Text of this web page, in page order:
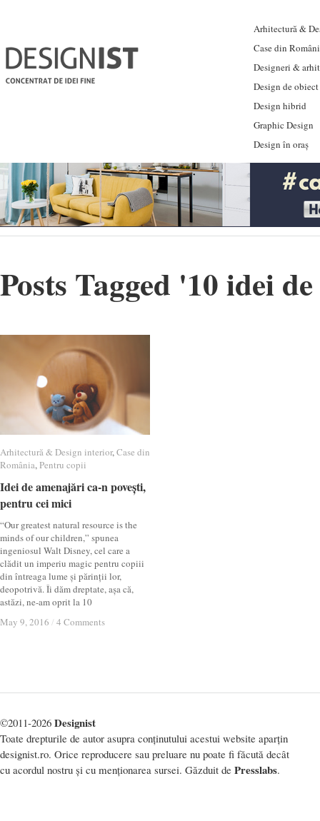
Arhitectură &
Case din
Designeri &
Design de obiect
Design hibrid
Graphic Design
Design în oraș
Posts Tagged '10 idei
Arhitectură & Design interior,Case din
România,Pentru copii
Idei de amenajări ca-n povești,
pentru cei mici
“Our greatest natural resource is the
minds of our children,” spunea
ingeniosul Walt Disney, cel care a
clădit un imperiu magic pentru copiii
din întreaga lume și părinții lor,
deopotrivă. Îi dăm dreptate, așa că,
astăzi, ne-am oprit la 10
May 9, 2016 / 4 Comments
Arhitectură & Design interior Case din
România Pentru copii
Idei de amenajări ca-n povești,
pentru cei mici
May 9, 2016 / 4 Comments
©2011-2026 Designist
Toate drepturile de autor asupra conținutului acestui website aparțin
designist.ro. Orice reproducere sau preluare nu poate fi făcută decât
cu acordul nostru și cu menționarea sursei. Găzduit de Presslabs.